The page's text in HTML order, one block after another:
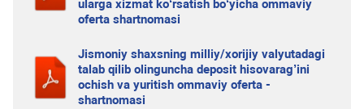
ularga xizmat ko‘rsatish bo‘yicha ommaviy
oferta shartnomasi
Jismoniy shaxsning milliy/xorijiy valyutadagi
talab qilib olinguncha deposit hisovarag’ini
ochish va yuritish ommaviy oferta -
shartnomasi